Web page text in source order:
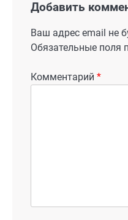
Добавить
Ваш адрес email не
Обязательные поля
Комментарий *